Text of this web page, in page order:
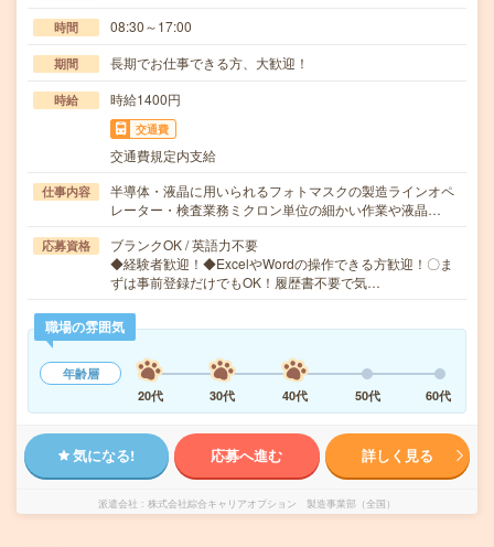
時間 08:30～17:00
期間 長期でお仕事できる方、大歓迎！
時給 時給1400円
交通費
交通費規定内支給
仕事内容
半導体・液晶に用いられるフォトマスクの製造ラインオペ
レーター・検査業務ミクロン単位の細かい作業や液晶…
応募資格
ブランクOK / 英語力不要
◆経験者歓迎！◆ExcelやWordの操作できる方歓迎！〇ま
ずは事前登録だけでもOK！履歴書不要で気…
職場の雰囲気
年齢層
20代
30代 40代 50代 60代
気になる! 応募へ進む 詳しく見る
派遣会社 株式会社綜合キャリアオプション 製造事業部（全国）